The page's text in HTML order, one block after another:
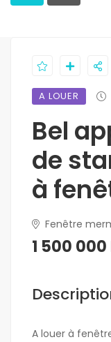
A LOUER
Bel
de
à
Fenêtre
1 500 000
A louer à